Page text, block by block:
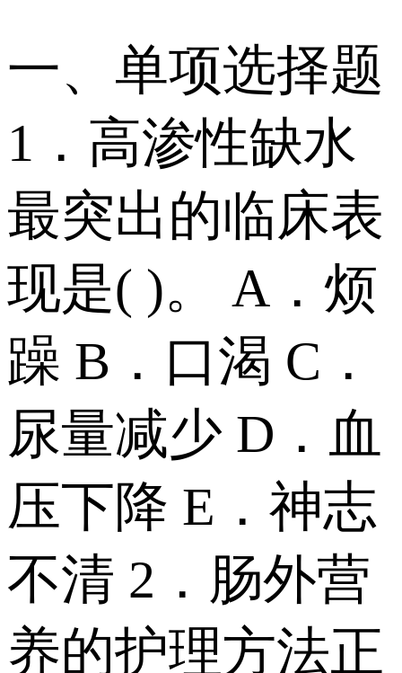
一、单项选择题
1．高渗性缺水
最突出的临床表
现是( )。 A．烦
躁 B．口渴 C．
尿量减少 D．血
压下降 E．神志
不清 2．肠外营
养的护理方法正